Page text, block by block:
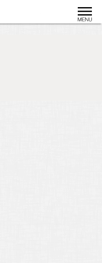
toggle